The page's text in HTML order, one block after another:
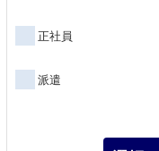
正社員
派遣